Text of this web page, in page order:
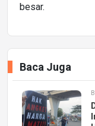
besar.
Baca Juga